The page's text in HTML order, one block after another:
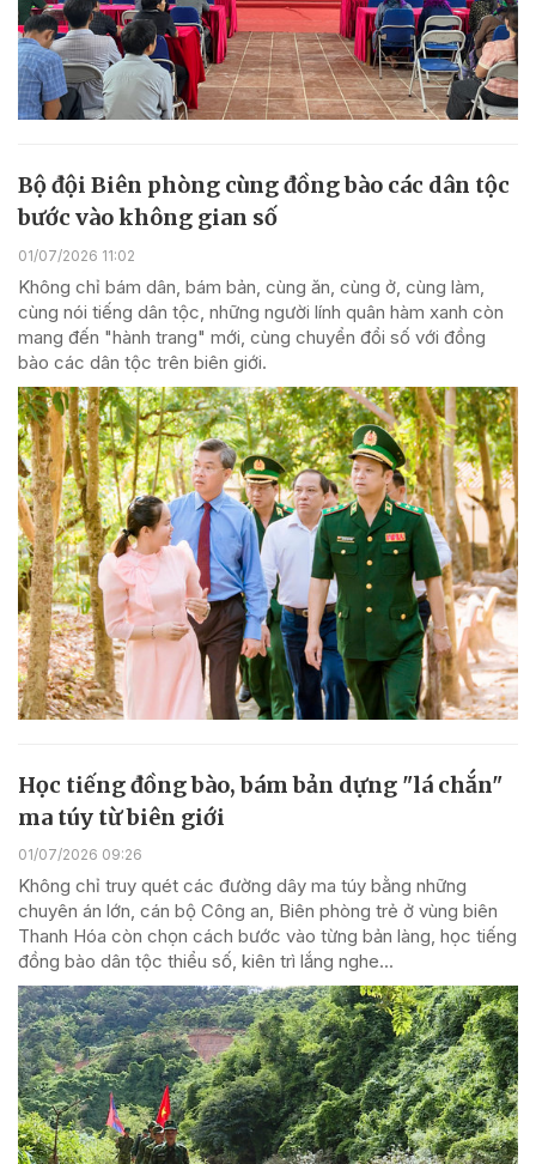
Bộ đội Biên phòng cùng đồng bào các dân tộc
bước vào không gian số
01/07/2026 11:02
Không chỉ bám dân, bám bản, cùng ăn, cùng ở, cùng làm,
cùng nói tiếng dân tộc, những người lính quân hàm xanh còn
mang đến "hành trang" mới, cùng chuyển đổi số với đồng
bào các dân tộc trên biên giới.
Học tiếng đồng bào, bám bản dựng "lá chắn"
ma túy từ biên giới
01/07/2026 09:26
Không chỉ truy quét các đường dây ma túy bằng những
chuyên án lớn, cán bộ Công an, Biên phòng trẻ ở vùng biên
Thanh Hóa còn chọn cách bước vào từng bản làng, học tiếng
đồng bào dân tộc thiểu số, kiên trì lắng nghe...